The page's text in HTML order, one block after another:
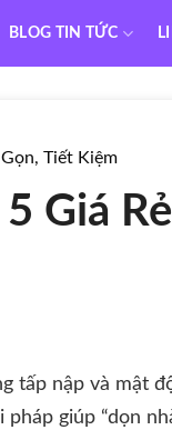
BLOG TIN TỨC
Tiết Kiệm
Giá
tấp nập và mật
giúp “dọn